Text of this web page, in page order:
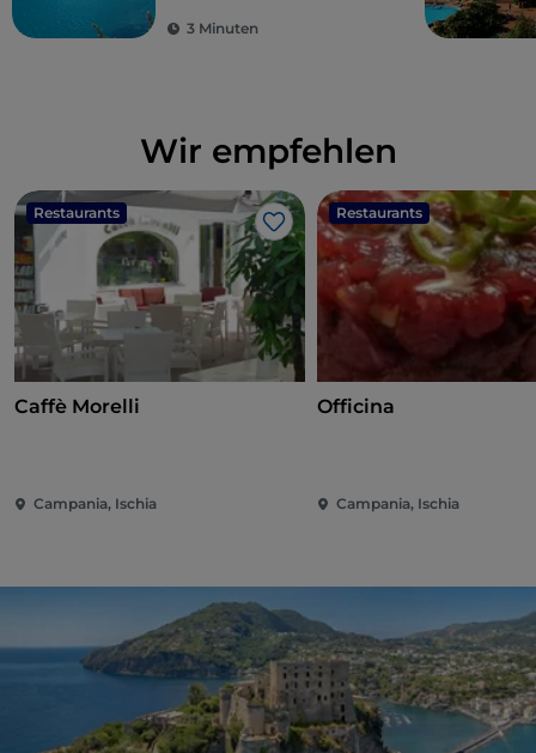
3 Minuten
Wir empfehlen
Restaurants
Like
Caffè Morelli
Campania, Ischia
Restaurants
Officina
Campania, Ischia